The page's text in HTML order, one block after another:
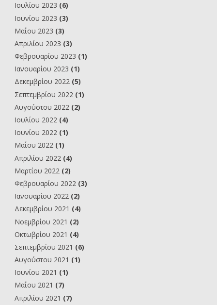
Ιουλίου 2023 (6)
Ιουνίου 2023 (3)
Μαΐου 2023 (3)
Απριλίου 2023 (3)
Φεβρουαρίου 2023 (1)
Ιανουαρίου 2023 (1)
Δεκεμβρίου 2022 (5)
Σεπτεμβρίου 2022 (1)
Αυγούστου 2022 (2)
Ιουλίου 2022 (4)
Ιουνίου 2022 (1)
Μαΐου 2022 (1)
Απριλίου 2022 (4)
Μαρτίου 2022 (2)
Φεβρουαρίου 2022 (3)
Ιανουαρίου 2022 (2)
Δεκεμβρίου 2021 (4)
Νοεμβρίου 2021 (2)
Οκτωβρίου 2021 (4)
Σεπτεμβρίου 2021 (6)
Αυγούστου 2021 (1)
Ιουνίου 2021 (1)
Μαΐου 2021 (7)
Απριλίου 2021 (7)